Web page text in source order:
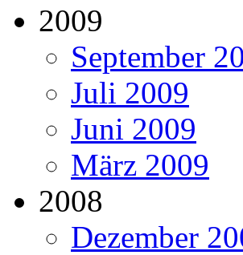
2009
September
Juli 2009
Juni 2009
März 2009
2008
Dezember